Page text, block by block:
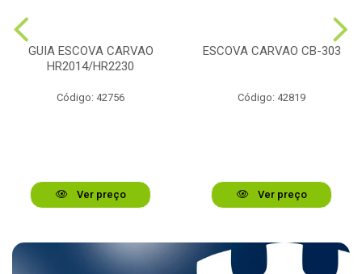
GUIA ESCOVA CARVAO
HR2014/HR2230
Código: 42756
Ver preço
ESCOVA CARVAO CB-303
Código: 42819
Ver preço